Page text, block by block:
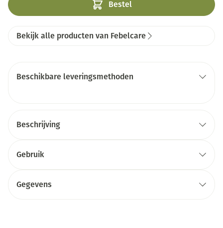
Bestel
Bekijk alle producten van Febelcare
Beschikbare leveringsmethoden
Beschrijving
Gebruik
Gegevens